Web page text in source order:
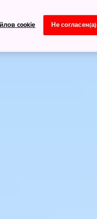
Новости
cookie Не согласен(а)